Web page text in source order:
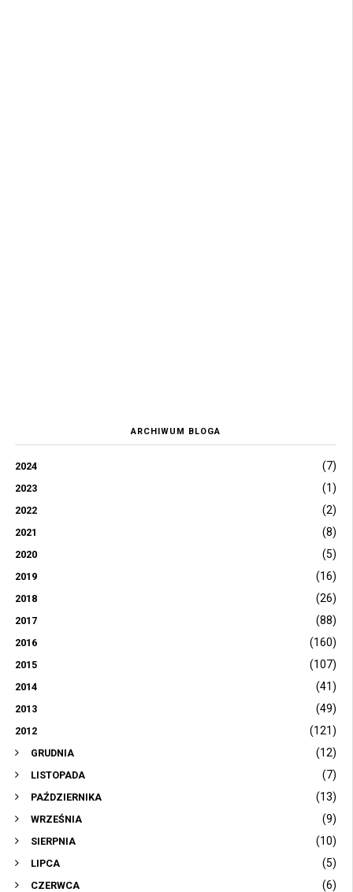
ARCHIWUM BLOGA
2024 (7)
2023 (1)
2022 (2)
2021 (8)
2020 (5)
2019 (16)
2018 (26)
2017 (88)
2016 (160)
2015 (107)
2014 (41)
2013 (49)
2012 (121)
GRUDNIA (12)
LISTOPADA (7)
PAŹDZIERNIKA (13)
WRZEŚNIA (9)
SIERPNIA (10)
LIPCA (5)
CZERWCA (6)